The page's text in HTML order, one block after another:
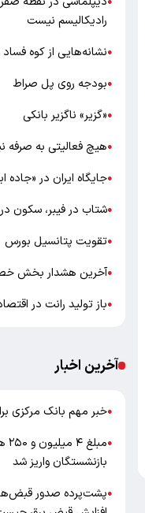
رادیکالیسم نیست
●نشانه‌هایی از کوه فساد
●بودجه روی پل صراط
●«گزیر» ناگزیر بانکی
●هیچ فعالیتی به صرفه
●جایگاه ایران در «جاده
●شتاب در فیبر، سکون
●تقویت پتانسیل بورس
●آخرین هشدار بخش
●باز تولید رانت در
آخرین اخبار
●خبر مهم بانک مرکزی
●
بازنشستگان واریز شد
●پشت‌پرده صدور